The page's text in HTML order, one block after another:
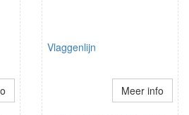
Vlaggenlijn
Meer info